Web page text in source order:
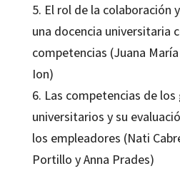
5. El rol de la colaboración
una docencia universitaria
competencias (Juana
Ion)
6. Las competencias de
universitarios y su
los empleadores (Nati
Portillo y Anna Prades)